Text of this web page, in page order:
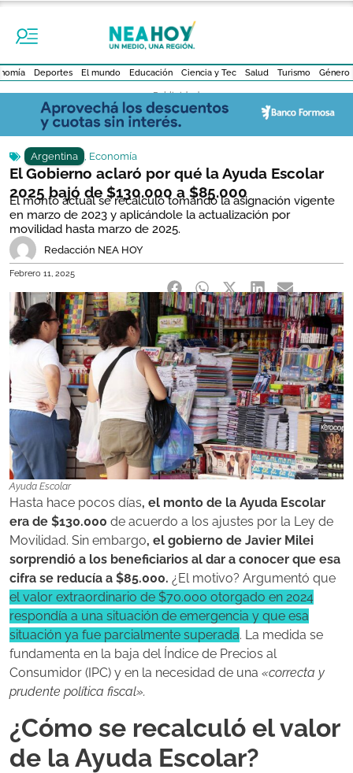
Deportes El mundo Educación Ciencia y Tec Salud Turismo Género
- Publicidad -
Argentina , Economía
El Gobierno aclaró por qué la Ayuda Escolar
2025 bajó de $130.000 a $85.000
El monto actual se recalculó tomando la asignación vigente
en marzo de 2023 y aplicándole la actualización por
movilidad hasta marzo de 2025.
Redacción NEA HOY
Febrero 11, 2025
Ayuda Escolar
Hasta hace pocos días, el monto de la Ayuda Escolar
era de $130.000 de acuerdo a los ajustes por la Ley de
Movilidad. Sin embargo, el gobierno de Javier Milei
sorprendió a los beneficiarios al dar a conocer que esa
cifra se reducía a $85.000. ¿El motivo? Argumentó que
el valor extraordinario de $70.000 otorgado en 2024
respondía a una situación de emergencia y que esa
situación ya fue parcialmente superada. La medida se
fundamenta en la baja del Índice de Precios al
Consumidor (IPC) y en la necesidad de una «correcta y
prudente política fiscal».
¿Cómo se recalculó el valor
de la Ayuda Escolar?